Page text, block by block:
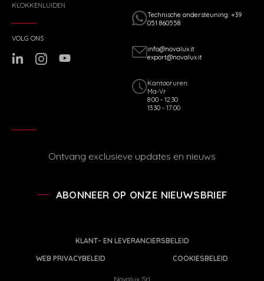
KLOKKENLUIDEN
Technische ondersteuning: +39
051 860558
info@novalux.it
export@novalux.it
Kantooruren:
Ma-Vr
8:00 - 12:30
13:30 - 17:00
VOLG ONS
Ontvang exclusieve updates en nieuws
ABONNEER OP ONZE NIEUWSBRIEF
KLANT- EN LEVERANCIERSBELEID
WEB PRIVACYBELEID
COOKIESBELEID
Novalux Srl